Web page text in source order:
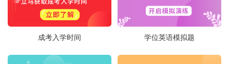
成考入学时间 学位英语模拟题